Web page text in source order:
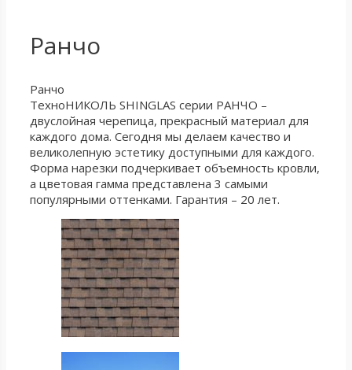
Ранчо
Ранчо
ТехноНИКОЛЬ SHINGLAS серии РАНЧО –
двуслойная черепица, прекрасный материал для
каждого дома. Сегодня мы делаем качество и
великолепную эстетику доступными для каждого.
Форма нарезки подчеркивает объемность кровли,
а цветовая гамма представлена 3 самыми
популярными оттенками. Гарантия – 20 лет.